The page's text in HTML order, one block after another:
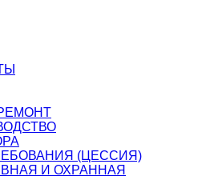
(ЦЕССИЯ)
И ОХРАННАЯ